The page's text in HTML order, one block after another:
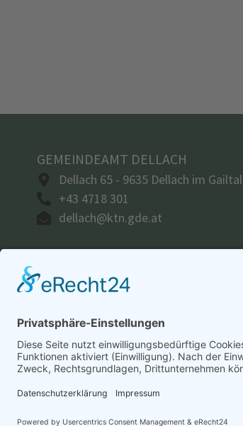
GEMEINDEAMT DELLACH
Dellach 65 - 9635 Dellach im Gailtal
+43 4718 301
dellach@ktn.gde.at